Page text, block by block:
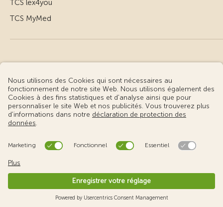
TCS lex4you
TCS MyMed
Conditions d’utilisation – informations juridiques
Gestion des cookies